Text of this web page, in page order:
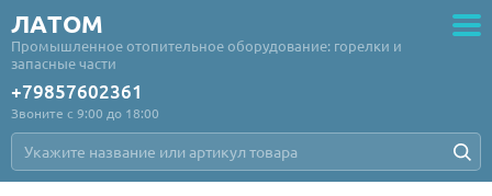
ЛАТОМ
Промышленное отопительное оборудование: горелки и
запасные части
+79857602361
Звоните с 9:00 до 18:00